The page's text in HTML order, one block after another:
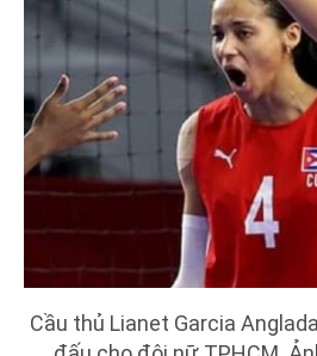
Cầu thủ Lianet Garcia